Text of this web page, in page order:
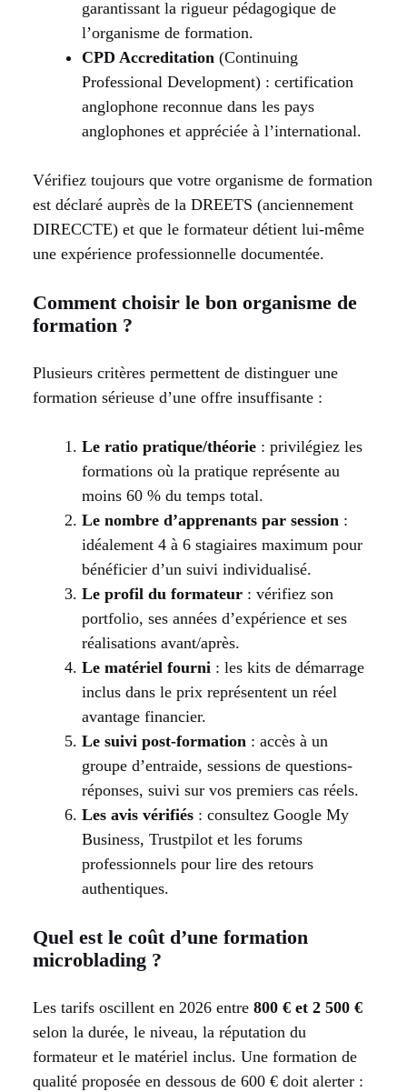
garantissant la rigueur pédagogique de
l’organisme de formation.
CPD Accreditation (Continuing
Professional Development) : certification
anglophone reconnue dans les pays
anglophones et appréciée à l’international.
Vérifiez toujours que votre organisme de formation
est déclaré auprès de la DREETS (anciennement
DIRECCTE) et que le formateur détient lui-même
une expérience professionnelle documentée.
Comment choisir le bon organisme de
formation ?
Plusieurs critères permettent de distinguer une
formation sérieuse d’une offre insuffisante :
Le ratio pratique/théorie : privilégiez les
formations où la pratique représente au
moins 60 % du temps total.
Le nombre d’apprenants par session :
idéalement 4 à 6 stagiaires maximum pour
bénéficier d’un suivi individualisé.
Le profil du formateur : vérifiez son
portfolio, ses années d’expérience et ses
réalisations avant/après.
Le matériel fourni : les kits de démarrage
inclus dans le prix représentent un réel
avantage financier.
Le suivi post-formation : accès à un
groupe d’entraide, sessions de questions-
réponses, suivi sur vos premiers cas réels.
Les avis vérifiés : consultez Google My
Business, Trustpilot et les forums
professionnels pour lire des retours
authentiques.
Quel est le coût d’une formation
microblading ?
Les tarifs oscillent en 2026 entre 800 € et 2 500 €
selon la durée, le niveau, la réputation du
formateur et le matériel inclus. Une formation de
qualité proposée en dessous de 600 € doit alerter :